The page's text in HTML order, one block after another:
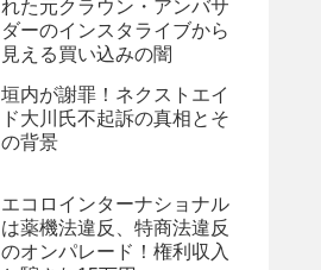
れた元クラウン・アンバサ
ダーのインスタライブから
見える買い込みの闇
垣内が謝罪！ネクストエイ
ド大川氏不起訴の真相とそ
の背景
エコロインターナショナル
は薬機法違反、特商法違反
のオンパレード！権利収入